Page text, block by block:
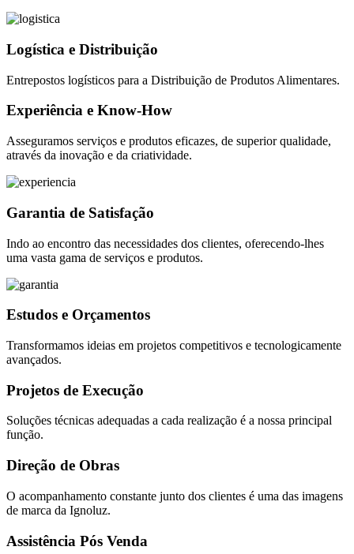
Logística e Distribuição
Entrepostos logísticos para a Distribuição de Produtos Alimentares.
Experiência e Know-How
Asseguramos serviços e produtos eficazes, de superior qualidade,
através da inovação e da criatividade.
Garantia de Satisfação
Indo ao encontro das necessidades dos clientes, oferecendo-lhes
uma vasta gama de serviços e produtos.
Estudos e Orçamentos
Transformamos ideias em projetos competitivos e tecnologicamente
avançados.
Projetos de Execução
Soluções técnicas adequadas a cada realização é a nossa principal
função.
Direção de Obras
O acompanhamento constante junto dos clientes é uma das imagens
de marca da Ignoluz.
Assistência Pós Venda